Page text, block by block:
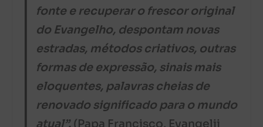
fonte e recuperar o frescor original
do Evangelho, despontam novas
estradas, métodos criativos, outras
formas de expressão, sinais mais
eloquentes, palavras cheias de
renovado significado para o mundo
atual”. (Papa Francisco, Evangelii